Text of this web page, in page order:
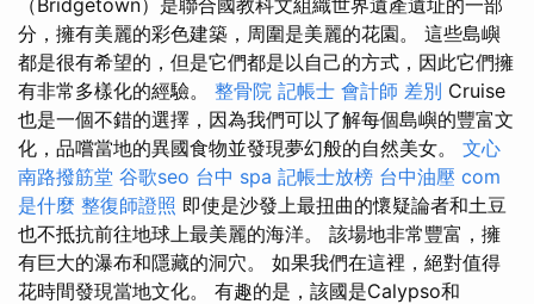
（Bridgetown）是聯合國教科文組織世界遺產遺址的一部
分，擁有美麗的彩色建築，周圍是美麗的花園。 這些島嶼
都是很有希望的，但是它們都是以自己的方式，因此它們擁
有非常多樣化的經驗。 整骨院 記帳士 會計師 差別 Cruise
也是一個不錯的選擇，因為我們可以了解每個島嶼的豐富文
化，品嚐當地的異國食物並發現夢幻般的自然美女。 文心
南路撥筋堂 谷歌seo 台中 spa 記帳士放榜 台中油壓 com
是什麼 整復師證照 即使是沙發上最扭曲的懷疑論者和土豆
也不抵抗前往地球上最美麗的海洋。 該場地非常豐富，擁
有巨大的瀑布和隱藏的洞穴。 如果我們在這裡，絕對值得
花時間發現當地文化。 有趣的是，該國是Calypso和